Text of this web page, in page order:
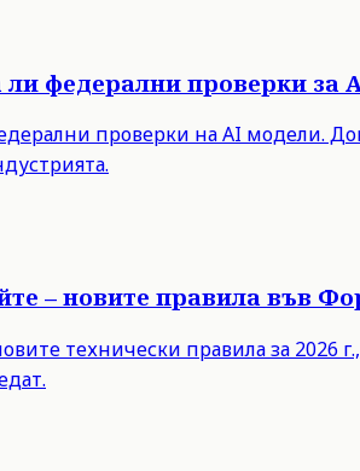
федерални проверки за
проверки на AI модели.
– новите правила във
технически правила за 2026